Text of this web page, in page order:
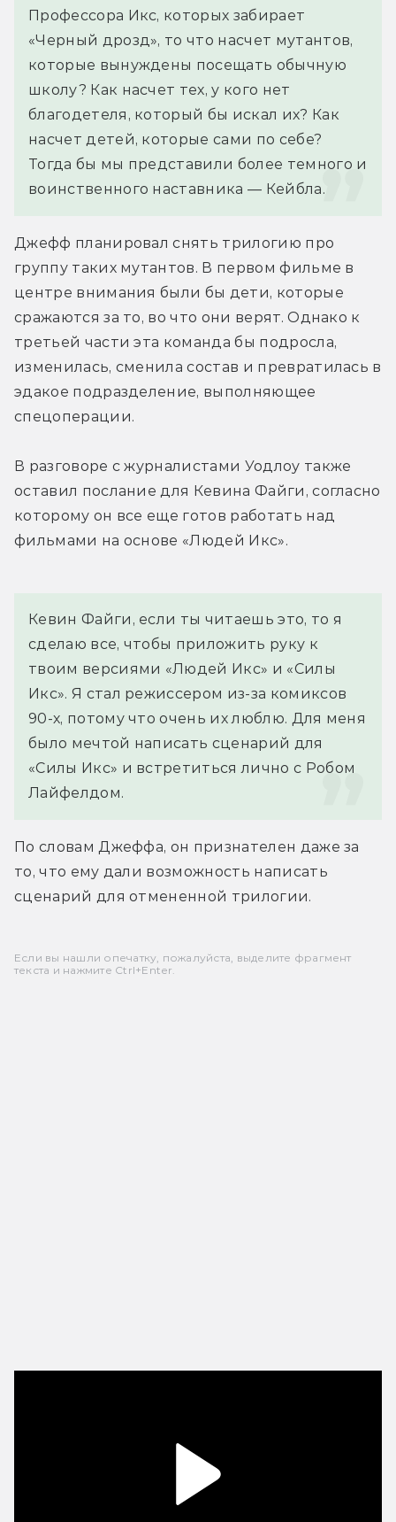
Профессора Икс, которых забирает
«Черный дрозд», то что насчет мутантов,
которые вынуждены посещать обычную
школу? Как насчет тех, у кого нет
благодетеля, который бы искал их? Как
насчет детей, которые сами по себе?
Тогда бы мы представили более темного и
воинственного наставника — Кейбла.
Джефф планировал снять трилогию про
группу таких мутантов. В первом фильме в
центре внимания были бы дети, которые
сражаются за то, во что они верят. Однако к
третьей части эта команда бы подросла,
изменилась, сменила состав и превратилась в
эдакое подразделение, выполняющее
спецоперации.
В разговоре с журналистами Уодлоу также
оставил послание для Кевина Файги, согласно
которому он все еще готов работать над
фильмами на основе «Людей Икс».
Кевин Файги, если ты читаешь это, то я
сделаю все, чтобы приложить руку к
твоим версиями «Людей Икс» и «Силы
Икс». Я стал режиссером из-за комиксов
90-х, потому что очень их люблю. Для меня
было мечтой написать сценарий для
«Силы Икс» и встретиться лично с Робом
Лайфелдом.
По словам Джеффа, он признателен даже за
то, что ему дали возможность написать
сценарий для отмененной трилогии.
Если вы нашли опечатку, пожалуйста, выделите фрагмент
текста и нажмите Ctrl+Enter.